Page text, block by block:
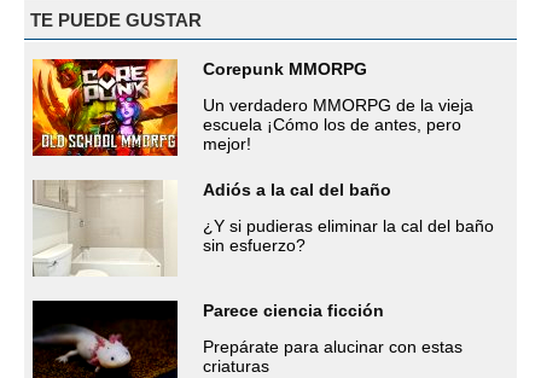
TE PUEDE GUSTAR
Corepunk MMORPG
Un verdadero MMORPG de la vieja
escuela ¡Cómo los de antes, pero
mejor!
Adiós a la cal del baño
¿Y si pudieras eliminar la cal del baño
sin esfuerzo?
Parece ciencia ficción
Prepárate para alucinar con estas
criaturas